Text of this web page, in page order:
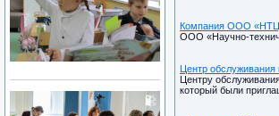
Компания ООО «НТЦ
ООО «Научно-
Центр обслуживания
Центру
который были